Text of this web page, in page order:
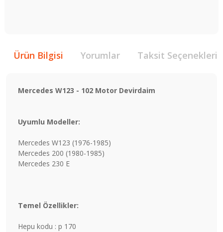
Ürün Bilgisi Yorumlar Taksit Seçenekleri
Mercedes W123 - 102 Motor Devirdaim
Uyumlu Modeller:
Mercedes W123 (1976-1985)
Mercedes 200 (1980-1985)
Mercedes 230 E
Temel Özellikler:
Hepu kodu : p 170